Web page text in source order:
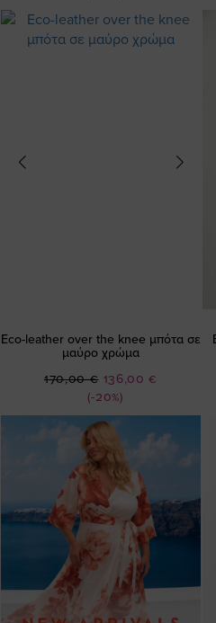
Eco-leather over the knee μπότα σε
μαύρο χρώμα
(-20%)
Ειδική
Τιμή
136,00 €
170,00 €